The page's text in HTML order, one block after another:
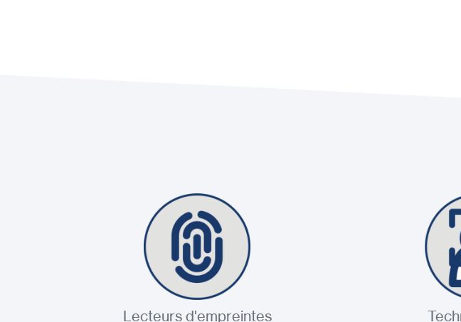
Lecteurs d'empreintes